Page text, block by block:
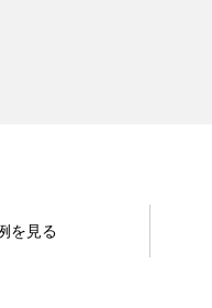
を見る